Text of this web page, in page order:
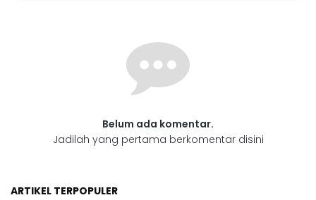
Belum ada komentar.
Jadilah yang pertama berkomentar disini
ARTIKEL TERPOPULER